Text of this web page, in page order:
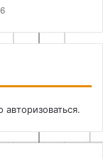
авторизоваться.